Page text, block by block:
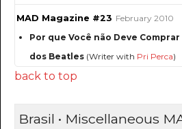
MAD Magazine #23 February 2010
Por que Você não Deve
dos Beatles (Writer with Pri Perca)
back to top
Brasil • Miscellaneous